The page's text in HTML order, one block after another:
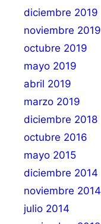
diciembre 2019
noviembre 2019
octubre 2019
mayo 2019
abril 2019
marzo 2019
diciembre 2018
octubre 2016
mayo 2015
diciembre 2014
noviembre 2014
julio 2014